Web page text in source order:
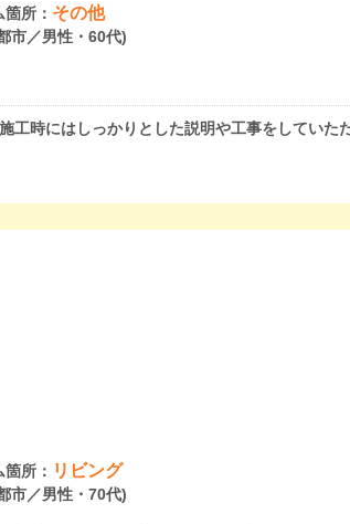
所： その他
市／男性・60代)
時にはしっかりとした説明や工事をしていた
所： リビング
市／男性・70代)